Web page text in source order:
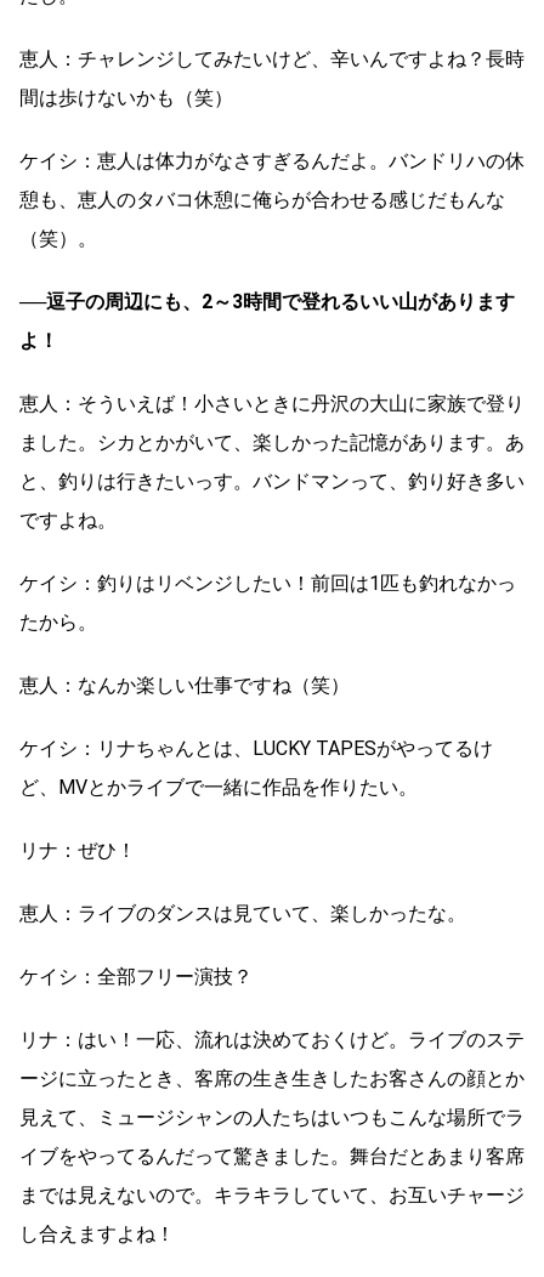
恵人：チャレンジしてみたいけど、辛いんですよね？長時
間は歩けないかも（笑）
ケイシ：恵人は体力がなさすぎるんだよ。バンドリハの休
憩も、恵人のタバコ休憩に俺らが合わせる感じだもんな
（笑）。
──逗子の周辺にも、2～3時間で登れるいい山があります
よ！
恵人：そういえば！小さいときに丹沢の大山に家族で登り
ました。シカとかがいて、楽しかった記憶があります。あ
と、釣りは行きたいっす。バンドマンって、釣り好き多い
ですよね。
ケイシ：釣りはリベンジしたい！前回は1匹も釣れなかっ
たから。
恵人：なんか楽しい仕事ですね（笑）
ケイシ：リナちゃんとは、LUCKY TAPESがやってるけ
ど、MVとかライブで一緒に作品を作りたい。
リナ：ぜひ！
恵人：ライブのダンスは見ていて、楽しかったな。
ケイシ：全部フリー演技？
リナ：はい！一応、流れは決めておくけど。ライブのステ
ージに立ったとき、客席の生き生きしたお客さんの顔とか
見えて、ミュージシャンの人たちはいつもこんな場所でラ
イブをやってるんだって驚きました。舞台だとあまり客席
までは見えないので。キラキラしていて、お互いチャージ
し合えますよね！